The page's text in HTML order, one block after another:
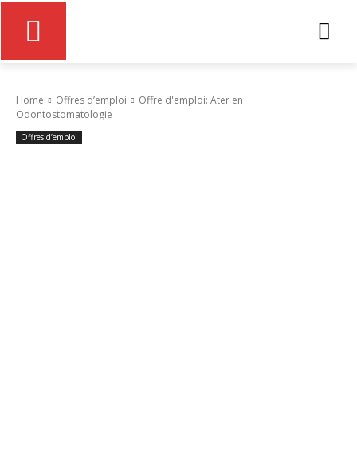
Home Offres d’emploi
Offre d'emploi: Ater en
Odontostomatologie
Offres d’emploi